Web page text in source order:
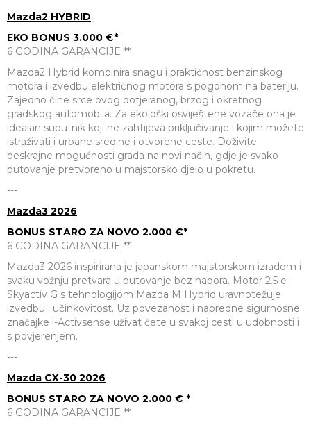
Mazda2 HYBRID
EKO BONUS 3.000 €*
6 GODINA GARANCIJE **
Mazda2 Hybrid kombinira snagu i praktičnost benzinskog
motora i izvedbu električnog motora s pogonom na bateriju.
Zajedno čine srce ovog dotjeranog, brzog i okretnog
gradskog automobila. Za ekološki osviještene vozače ona je
idealan suputnik koji ne zahtijeva priključivanje i kojim možete
istraživati i urbane sredine i otvorene ceste. Doživite
beskrajne mogućnosti grada na novi način, gdje je svako
putovanje pretvoreno u majstorsko djelo u pokretu.
---
Mazda3 2026
BONUS STARO ZA NOVO 2.000 €*
6 GODINA GARANCIJE **
Mazda3 2026 inspirirana je japanskom majstorskom izradom i
svaku vožnju pretvara u putovanje bez napora. Motor 2.5 e-
Skyactiv G s tehnologijom Mazda M Hybrid uravnotežuje
izvedbu i učinkovitost. Uz povezanost i napredne sigurnosne
značajke i-Activsense uživat ćete u svakoj cesti u udobnosti i
s povjerenjem.
---
Mazda CX-30 2026
BONUS STARO ZA NOVO 2.000 € *
6 GODINA GARANCIJE **